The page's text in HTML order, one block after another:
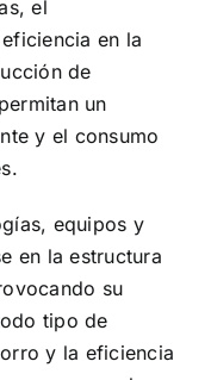
el
en la
de
un
y el consumo
equipos y
en la estructura
su
tipo de
y la eficiencia